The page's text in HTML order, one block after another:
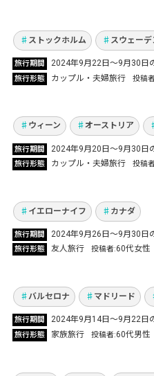
Vol.1107
ストックホルム スウェーデ
旅行期間 2024年9月22日〜9月30日
旅行形態 カップル・夫婦旅行 投稿
Vol.1106
秋の中欧ブダペスト・
を列車で周遊＆カター
ウィーン オーストリア
旅行期間 2024年9月20日～9月30日
旅行形態 カップル・夫婦旅行 投稿
Vol.1105
最高レベルのオーロラ
イエローナイフ カナダ
旅行期間 2024年9月26日〜9月30日
旅行形態 友人旅行 投稿者 60代女性
Vol.1104
退職祝いに家族でスペ
バルセロナ マドリード
旅行期間 2024年9月14日〜9月22日
旅行形態 家族旅行 投稿者 60代男性
憧れのポンペイ＆想像